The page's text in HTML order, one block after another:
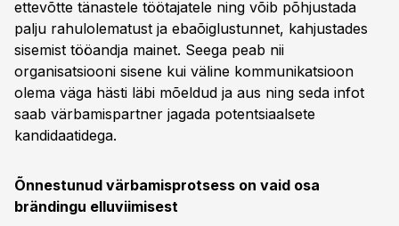
ettevõtte tänastele töötajatele ning võib põhjustada
palju rahulolematust ja ebaõiglustunnet, kahjustades
sisemist tööandja mainet. Seega peab nii
organisatsiooni sisene kui väline kommunikatsioon
olema väga hästi läbi mõeldud ja aus ning seda infot
saab värbamispartner jagada potentsiaalsete
kandidaatidega.
Õnnestunud värbamisprotsess on vaid osa
brändingu elluviimisest